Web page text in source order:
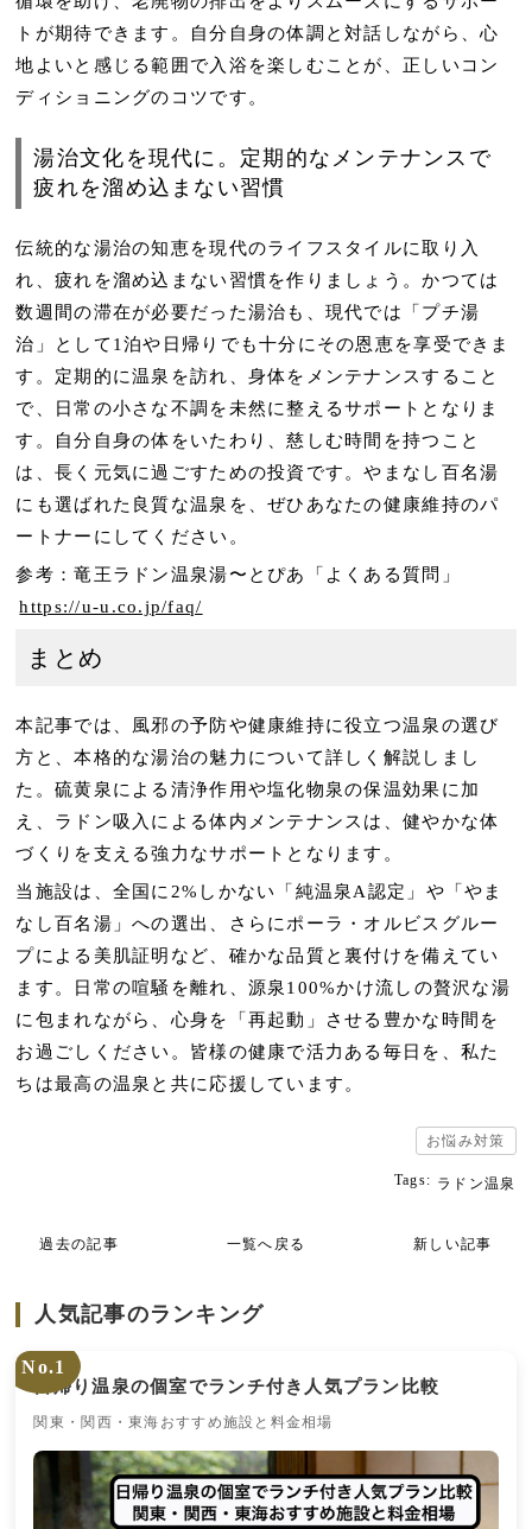
トが期待できます。自分自身の体調と対話しながら、心
地よいと感じる範囲で入浴を楽しむことが、正しいコン
ディショニングのコツです。
湯治文化を現代に。定期的なメンテナンスで
疲れを溜め込まない習慣
伝統的な湯治の知恵を現代のライフスタイルに取り入
れ、疲れを溜め込まない習慣を作りましょう。かつては
数週間の滞在が必要だった湯治も、現代では「プチ湯
治」として1泊や日帰りでも十分にその恩恵を享受できま
す。定期的に温泉を訪れ、身体をメンテナンスすること
で、日常の小さな不調を未然に整えるサポートとなりま
す。自分自身の体をいたわり、慈しむ時間を持つこと
は、長く元気に過ごすための投資です。やまなし百名湯
にも選ばれた良質な温泉を、ぜひあなたの健康維持のパ
ートナーにしてください。
参考：竜王ラドン温泉湯〜とぴあ「よくある質問」
https://u-u.co.jp/faq/
まとめ
本記事では、風邪の予防や健康維持に役立つ温泉の選び
方と、本格的な湯治の魅力について詳しく解説しまし
た。硫黄泉による清浄作用や塩化物泉の保温効果に加
え、ラドン吸入による体内メンテナンスは、健やかな体
づくりを支える強力なサポートとなります。
当施設は、全国に2%しかない「純温泉A認定」や「やま
なし百名湯」への選出、さらにポーラ・オルビスグルー
プによる美肌証明など、確かな品質と裏付けを備えてい
ます。日常の喧騒を離れ、源泉100%かけ流しの贅沢な湯
に包まれながら、心身を「再起動」させる豊かな時間を
お過ごしください。皆様の健康で活力ある毎日を、私た
ちは最高の温泉と共に応援しています。
お悩み対策
Tags: ラドン温泉
過去の記事 一覧へ戻る 新しい記事
人気記事のランキング
No.1
日帰り温泉の個室でランチ付き人気プラン比較
関東・関西・東海おすすめ施設と料金相場